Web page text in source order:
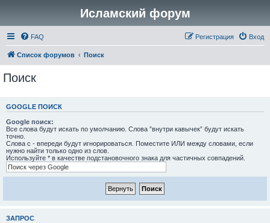
Исламский форум
FAQ Вход
Регистрация
Список форумов Поиск
Поиск
GOOGLE ПОИСК
Google поиск:
Все слова будут искать по умолчанию. Слова ”внутри кавычек” будут искать
точно.
Слова с - впереди будут игнорироваться. Поместите ИЛИ между словами, если
нужно найти только одно из слов.
Используйте * в качестве подстановочного знака для частичных совпадений.
ЗАПРОС